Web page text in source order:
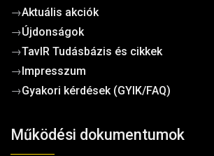
→Aktuális akciók
→Újdonságok
→TavIR Tudásbázis és cikkek
→Impresszum
→Gyakori kérdések (GYIK/FAQ)
Működési dokumentumok